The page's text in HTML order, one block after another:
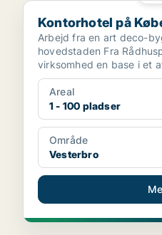
Kontorhotel på
Kontorhotel på
Arbejd fra en art deco-
hovedstaden Fra
virksomhed en base i et
berømte bygninger....
Areal
1 - 100 pladser
Område
Vesterbro